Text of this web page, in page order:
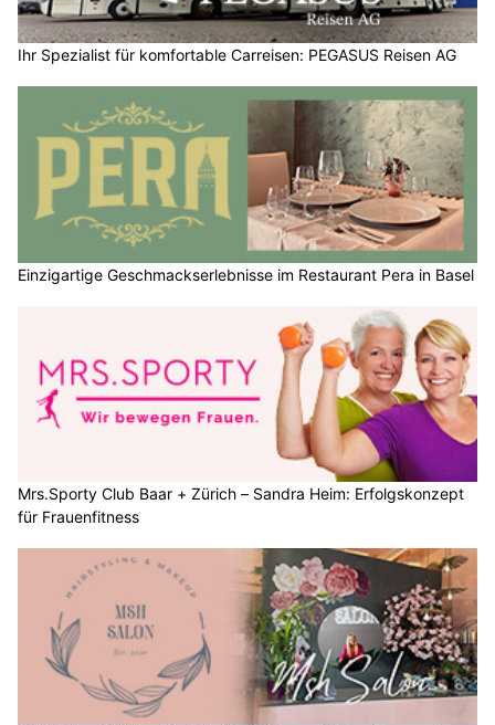
Ihr Spezialist für komfortable Carreisen: PEGASUS Reisen AG
Einzigartige Geschmackserlebnisse im Restaurant Pera in Basel
Mrs.Sporty Club Baar + Zürich – Sandra Heim: Erfolgskonzept
für Frauenfitness